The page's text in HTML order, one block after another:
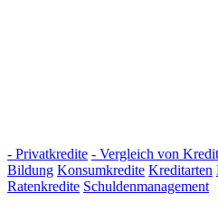
- Privatkredite - Vergleich von
Bildung Konsumkredite Kreditarten
Ratenkredite Schuldenmanagement